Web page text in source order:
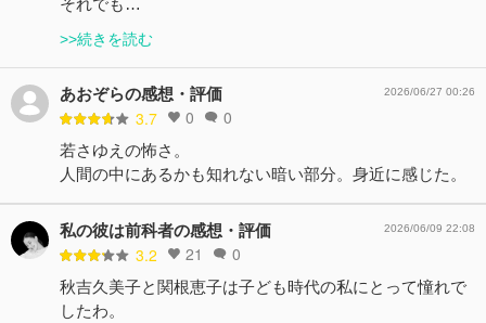
>>続きを読む
あおぞらの感想・評価
3.7 0 0
2026/06/27 00:26
若さゆえの怖さ。
人間の中にあるかも知れない暗い部分。身近に感じた。
私の彼は前科者の感想・評価
3.2 21 0
2026/06/09 22:08
秋吉久美子と関根恵子は子ども時代の私にとって憧れで
したわ。